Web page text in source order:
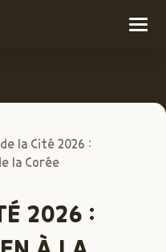
la Cité 2026 :
la Corée
2026 :